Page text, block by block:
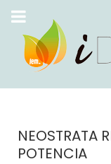
NEOSTRATA
POTENCIA